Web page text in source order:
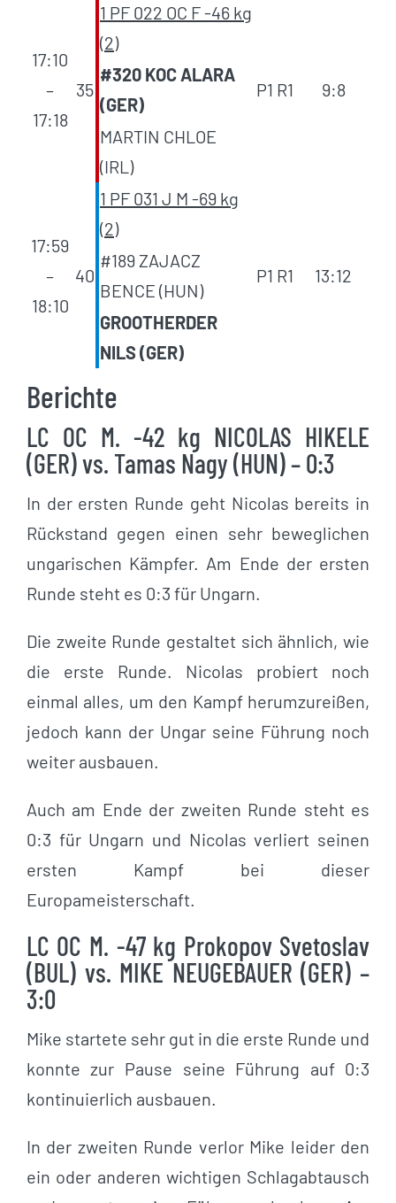
17:10
–
17:18
35
1 PF 022 OC F -46 kg
(2)
P1 R1
#320 KOC ALARA
(GER)
9:8
MARTIN CHLOE
(IRL)
17:59
–
18:10
40
1 PF 031 J M -69 kg
(2)
P1 R1
#189 ZAJACZ
BENCE (HUN)
13:12
GROOTHERDER
NILS (GER)
Berichte
LC OC M. -42 kg NICOLAS HIKELE
(GER) vs. Tamas Nagy (HUN) – 0:3
In der ersten Runde geht Nicolas bereits in
Rückstand gegen einen sehr beweglichen
ungarischen Kämpfer. Am Ende der ersten
Runde steht es 0:3 für Ungarn.
Die zweite Runde gestaltet sich ähnlich, wie
die erste Runde. Nicolas probiert noch
einmal alles, um den Kampf herumzureißen,
jedoch kann der Ungar seine Führung noch
weiter ausbauen.
Auch am Ende der zweiten Runde steht es
0:3 für Ungarn und Nicolas verliert seinen
ersten Kampf bei dieser
Europameisterschaft.
LC OC M. -47 kg Prokopov Svetoslav
(BUL) vs. MIKE NEUGEBAUER (GER) –
3:0
Mike startete sehr gut in die erste Runde und
konnte zur Pause seine Führung auf 0:3
kontinuierlich ausbauen.
In der zweiten Runde verlor Mike leider den
ein oder anderen wichtigen Schlagabtausch